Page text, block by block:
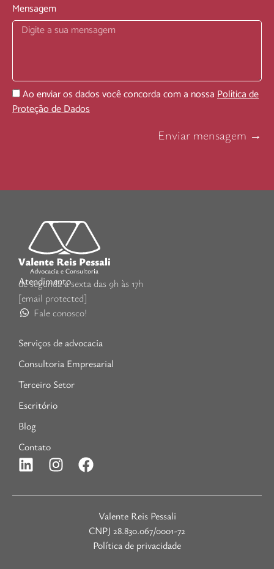
Mensagem
Ao enviar os dados você concorda com a nossaPolítica de
Proteção de Dados
Enviar mensagem →
Atendimento
de segunda a sexta das 9h às 17h
[email protected]
Fale conosco!
Serviços de advocacia
Consultoria Empresarial
Terceiro Setor
Escritório
Blog
Contato
Valente Reis Pessali
CNPJ 28.830.067/0001-72
Política de privacidade